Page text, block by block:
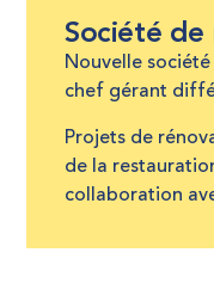
Société
Nouvelle
chef gérant
Projets de
de la
collaboration